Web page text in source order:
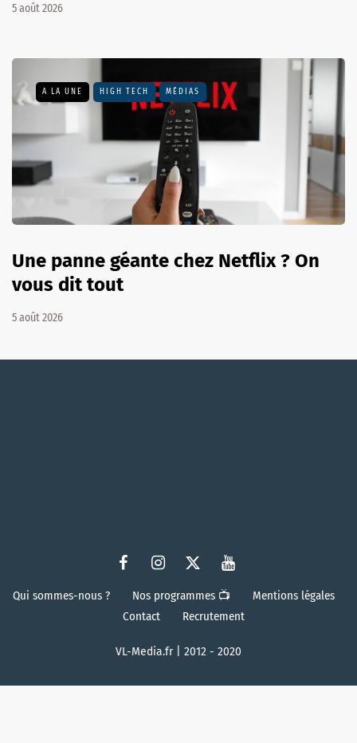
5 août 2026
A LA UNE HIGH TECH MÉDIAS
Une panne géante chez Netflix ? On
vous dit tout
5 août 2026
Qui sommes-nous ? Nos programmes 📺
Mentions légales
Contact
Recrutement
VL-Media.fr | 2012 - 2020